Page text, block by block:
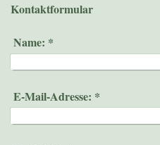
Kontaktformular
Name: *
E-Mail-Adresse: *